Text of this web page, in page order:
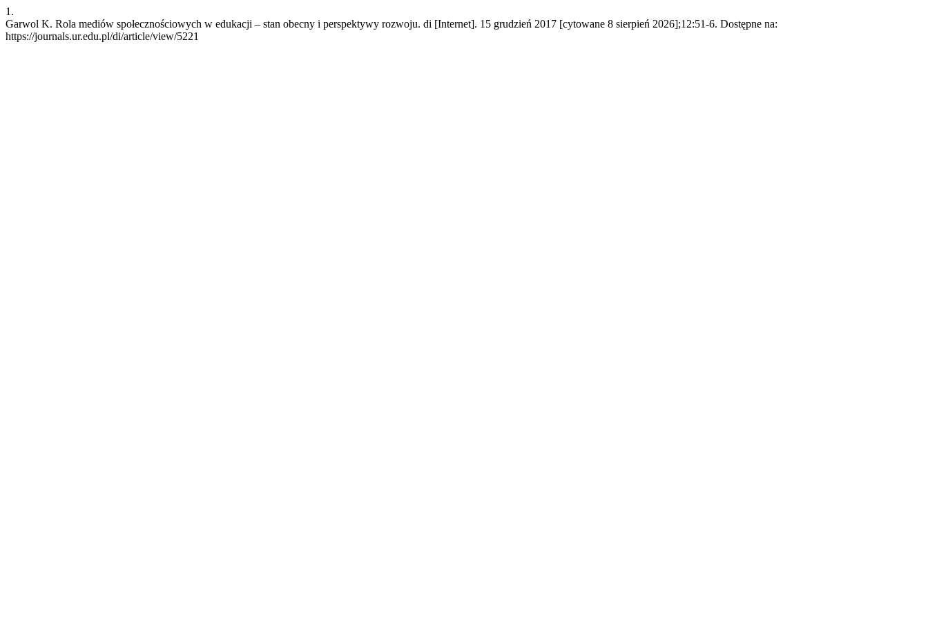
1.
Garwol K. Rola mediów społecznościowych w edukacji – stan obecny i perspektywy rozwoju. di [Internet]. 15 grudzień 2017 [cytowane 8 sierpień 2026];12:51-6. Dostępne na:
https://journals.ur.edu.pl/di/article/view/5221